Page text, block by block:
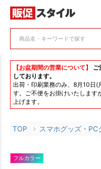
【お盆期間の営業について】
ご
しております。
出荷・印刷業務のみ、8月10日(
す。ご不便をお掛けいたします
上げます。
TOP スマホグッズ・
フルカラー